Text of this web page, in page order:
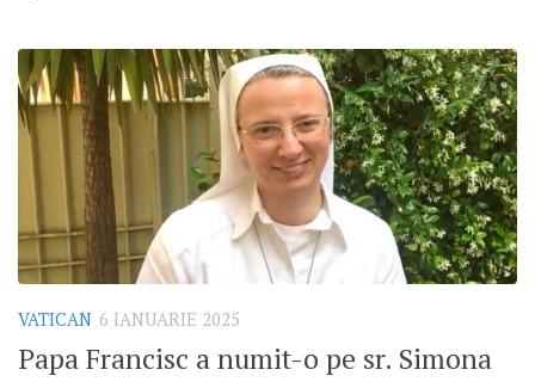
VATICAN 6 IANUARIE 2025
Papa Francisc a numit-o pe sr. Simona